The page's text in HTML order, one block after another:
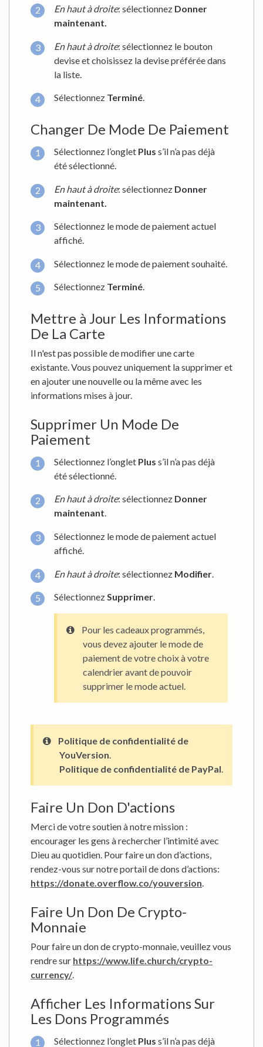
En haut à droite: sélectionnez Donner
maintenant.
En haut à droite: sélectionnez le bouton
devise et choisissez la devise préférée dans
la liste.
Sélectionnez Terminé.
Changer De Mode De Paiement
Sélectionnez l’onglet Plus s’il n’a pas déjà
été sélectionné.
En haut à droite: sélectionnez Donner
maintenant.
Sélectionnez le mode de paiement actuel
affiché.
Sélectionnez le mode de paiement souhaité.
Sélectionnez Terminé.
Mettre à Jour Les Informations
De La Carte
Il n'est pas possible de modifier une carte
existante. Vous pouvez uniquement la supprimer et
en ajouter une nouvelle ou la même avec les
informations mises à jour.
Supprimer Un Mode De
Paiement
Sélectionnez l’onglet Plus s’il n’a pas déjà
été sélectionné.
En haut à droite: sélectionnez Donner
maintenant.
Sélectionnez le mode de paiement actuel
affiché.
En haut à droite: sélectionnez Modifier
SélectionnezSupprimer.
Pour les cadeaux programmés,
vous devez ajouter le mode de
paiement de votre choix à votre
calendrier avant de pouvoir
supprimer le mode actuel.
Politique de confidentialité de
YouVersion.
Politique de confidentialité de PayPal.
Faire Un Don D'actions
Merci de votre soutien à notre mission :
encourager les gens à rechercher l’intimité avec
Dieu au quotidien. Pour faire un don d’actions,
rendez-vous sur notre portail de dons d’actions:
https://donate.overflow.co/youversion.
Faire Un Don De Crypto-
Monnaie
Pour faire un don de crypto-monnaie, veuillez vous
rendre sur https://www.life.church/crypto-
currency/.
Afficher Les Informations Sur
Les Dons Programmés
Sélectionnez l’onglet Plus s’il n’a pas déjà